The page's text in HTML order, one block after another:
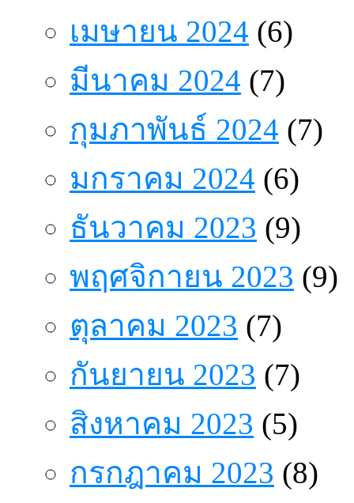
เมษายน 2024 (6)
มีนาคม 2024 (7)
กุมภาพันธ์ 2024 (7)
มกราคม 2024 (6)
ธันวาคม 2023 (9)
พฤศจิกายน 2023 (9)
ตุลาคม 2023 (7)
กันยายน 2023 (7)
สิงหาคม 2023 (5)
กรกฎาคม 2023 (8)